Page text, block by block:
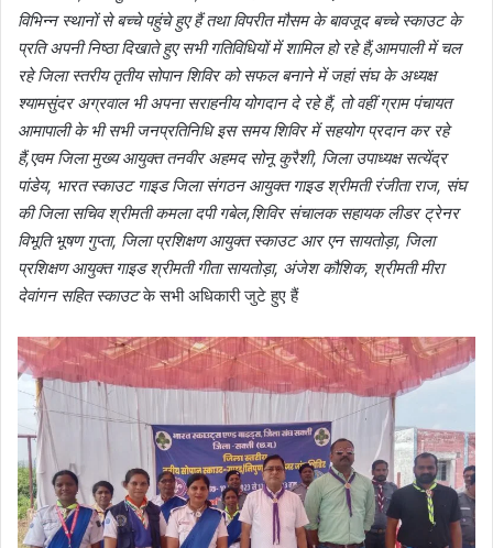
विभिन्न स्थानों से बच्चे पहुंचे हुए हैं तथा विपरीत मौसम के बावजूद बच्चे स्काउट के
प्रति अपनी निष्ठा दिखाते हुए सभी गतिविधियों में शामिल हो रहे हैं,आमपाली में चल
रहे जिला स्तरीय तृतीय सोपान शिविर को सफल बनाने में जहां संघ के अध्यक्ष
श्यामसुंदर अग्रवाल भी अपना सराहनीय योगदान दे रहे हैं, तो वहीं ग्राम पंचायत
आमापाली के भी सभी जनप्रतिनिधि इस समय शिविर में सहयोग प्रदान कर रहे
हैं,एवम जिला मुख्य आयुक्त तनवीर अहमद सोनू कुरैशी, जिला उपाध्यक्ष सत्येंद्र
पांडेय, भारत स्काउट गाइड जिला संगठन आयुक्त गाइड श्रीमती रंजीता राज, संघ
की जिला सचिव श्रीमती कमला दपी गबेल,शिविर संचालक सहायक लीडर ट्रेनर
विभूति भूषण गुप्ता, जिला प्रशिक्षण आयुक्त स्काउट आर एन सायतोड़ा, जिला
प्रशिक्षण आयुक्त गाइड श्रीमती गीता सायतोड़ा, अंजेश कौशिक, श्रीमती मीरा
देवांगन सहित स्काउटके सभी अधिकारी जुटे हुए हैं